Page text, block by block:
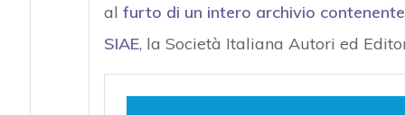
al furto di un intero archivio
SIAE, la Società Italiana Autori ed